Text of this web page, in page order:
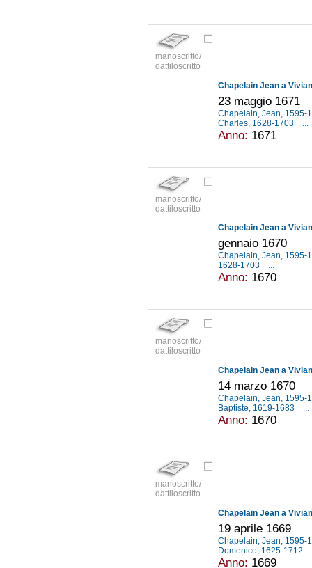
manoscritto/
dattiloscritto
Chapelain Jean a
23 maggio 1671
Chapelain, Jean, 1595-
Charles, 1628-1703
Anno: 1671
manoscritto/
dattiloscritto
Chapelain Jean a
gennaio 1670
Chapelain, Jean, 1595-
1628-1703
...
Anno: 1670
manoscritto/
dattiloscritto
Chapelain Jean a
14 marzo 1670
Chapelain, Jean, 1595-
Baptiste, 1619-1683
...
Anno: 1670
manoscritto/
dattiloscritto
Chapelain Jean a
19 aprile 1669
Chapelain, Jean, 1595-
Domenico, 1625-1712
Anno: 1669